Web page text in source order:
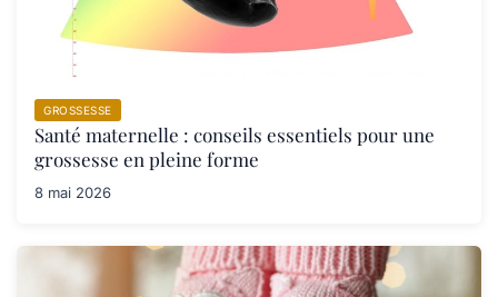
GROSSESSE
Santé maternelle : conseils essentiels pour une
grossesse en pleine forme
8 mai 2026